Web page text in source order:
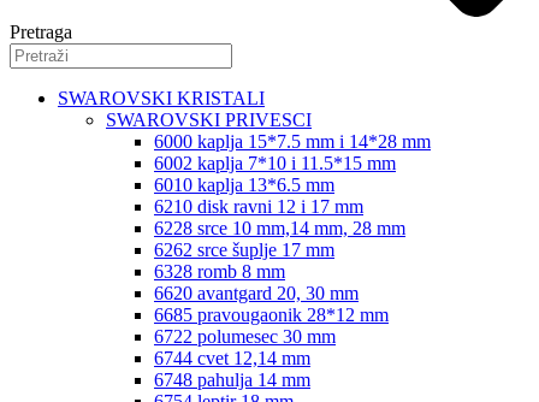
Pretraga
SWAROVSKI KRISTALI
SWAROVSKI PRIVESCI
6000 kaplja 15*7.5 mm i 14*28 mm
6002 kaplja 7*10 i 11.5*15 mm
6010 kaplja 13*6.5 mm
6210 disk ravni 12 i 17 mm
6228 srce 10 mm,14 mm, 28 mm
6262 srce šuplje 17 mm
6328 romb 8 mm
6620 avantgard 20, 30 mm
6685 pravougaonik 28*12 mm
6722 polumesec 30 mm
6744 cvet 12,14 mm
6748 pahulja 14 mm